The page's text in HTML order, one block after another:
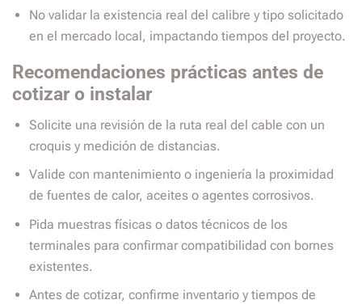
No validar la existencia real del calibre y tipo solicitado
en el mercado local, impactando tiempos del proyecto.
Recomendaciones prácticas antes de
cotizar o instalar
Solicite una revisión de la ruta real del cable con un
croquis y medición de distancias.
Valide con mantenimiento o ingeniería la proximidad
de fuentes de calor, aceites o agentes corrosivos.
Pida muestras físicas o datos técnicos de los
terminales para confirmar compatibilidad con bornes
existentes.
Antes de cotizar, confirme inventario y tiempos de